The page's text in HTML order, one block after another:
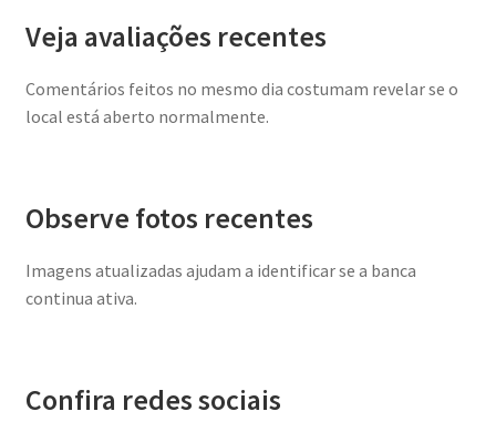
Veja avaliações recentes
Comentários feitos no mesmo dia costumam revelar se o
local está aberto normalmente.
Observe fotos recentes
Imagens atualizadas ajudam a identificar se a banca
continua ativa.
Confira redes sociais